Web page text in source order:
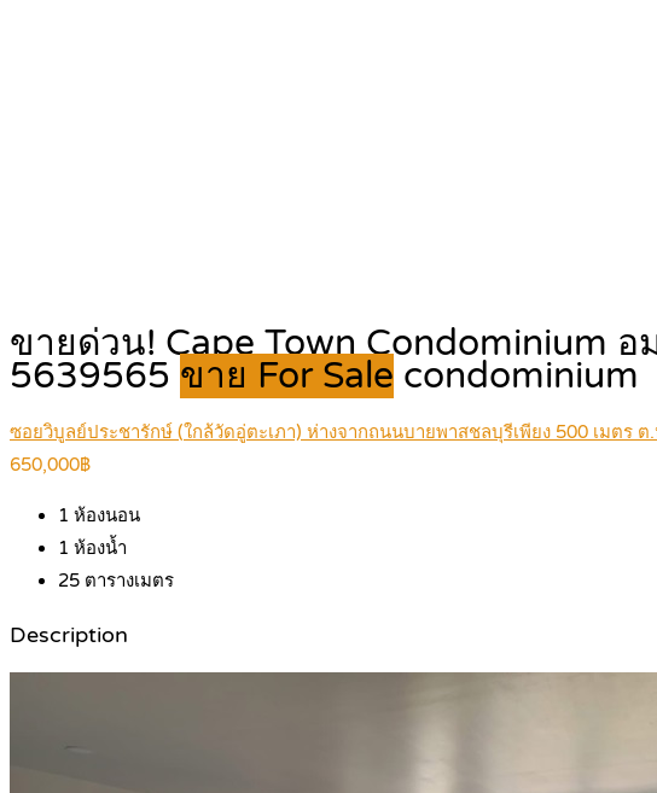
ขายด่วน! Cape Town Condominium
5639565 ขาย For Sale condominium
ซอยวิบูลย์ประชารักษ์ (ใกล้วัดอู่ตะเภา) ห่างจากถนนบายพาสชลบุรีเพียง 500 เมตร
650,000฿
1 ห้องนอน
1 ห้องน้ำ
25 ตารางเมตร
Description